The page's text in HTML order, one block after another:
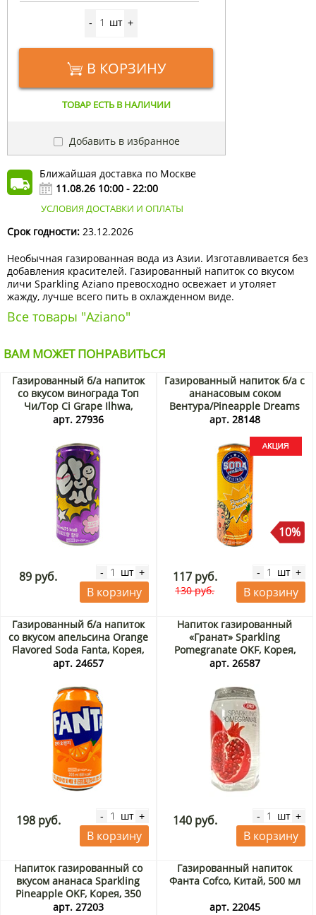
- шт +
В КОРЗИНУ
ТОВАР ЕСТЬ В НАЛИЧИИ
Добавить в избранное
Ближайшая доставка по Москве
11.08.26 10:00 - 22:00
УСЛОВИЯ ДОСТАВКИ И ОПЛАТЫ
Срок годности: 23.12.2026
Необычная газированная вода из Азии. Изготавливается без
добавления красителей. Газированный напиток со вкусом
личи Sparkling Aziano превосходно освежает и утоляет
жажду, лучше всего пить в охлажденном виде.
Все товары "Aziano"
ВАМ МОЖЕТ ПОНРАВИТЬСЯ
Газированный б/а напиток
со вкусом винограда Топ
Чи/Top Ci Grape Ilhwa,
Корея, 190 мл
арт. 27936
89 руб. - шт +
В корзину
Газированный напиток б/а с
ананасовым соком
Вентура/Pineapple Dreams
Soda Ventura Rita, Вьетнам,
арт. 28148
10%
117 руб.
130 руб.
- шт +
В корзину
Газированный б/a напиток
со вкусом апельсина Orange
Flavored Soda Fanta, Корея,
355 мл
арт. 24657
198 руб. - шт +
В корзину
Напиток газированный
«Гранат» Sparkling
Pomegranate OKF, Корея,
350 мл
арт. 26587
140 руб. - шт +
В корзину
Напиток газированный со
вкусом ананаса Sparkling
Pineapple OKF, Корея, 350
мл
арт. 27203
Газированный напиток
Фанта Cofco, Китай, 500 мл
арт. 22045